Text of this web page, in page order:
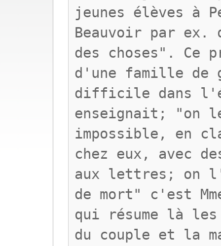
jeunes élèves à
Beauvoir par
des choses". Ce
d'une famille de
difficile dans
enseignait; "on
impossible, en
chez eux, avec
aux lettres; on
de mort" c'est
qui résume là
du couple et la